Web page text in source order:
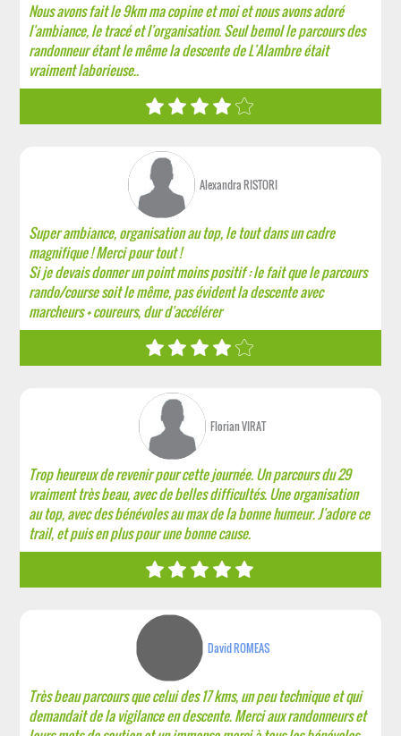
Nous avons fait le 9km ma copine et moi et nous avons adoré
l'ambiance, le tracé et l'organisation. Seul bemol le parcours des
randonneur étant le même la descente de L'Alambre était
vraiment laborieuse..
Alexandra RISTORI
Super ambiance, organisation au top, le tout dans un cadre
magnifique ! Merci pour tout !
Si je devais donner un point moins positif : le fait que le parcours
rando/course soit le même, pas évident la descente avec
marcheurs + coureurs, dur d'accélérer
Florian VIRAT
Trop heureux de revenir pour cette journée. Un parcours du 29
vraiment très beau, avec de belles difficultés. Une organisation
au top, avec des bénévoles au max de la bonne humeur. J'adore ce
trail, et puis en plus pour une bonne cause.
David ROMEAS
Très beau parcours que celui des 17 kms, un peu technique et qui
demandait de la vigilance en descente. Merci aux randonneurs et